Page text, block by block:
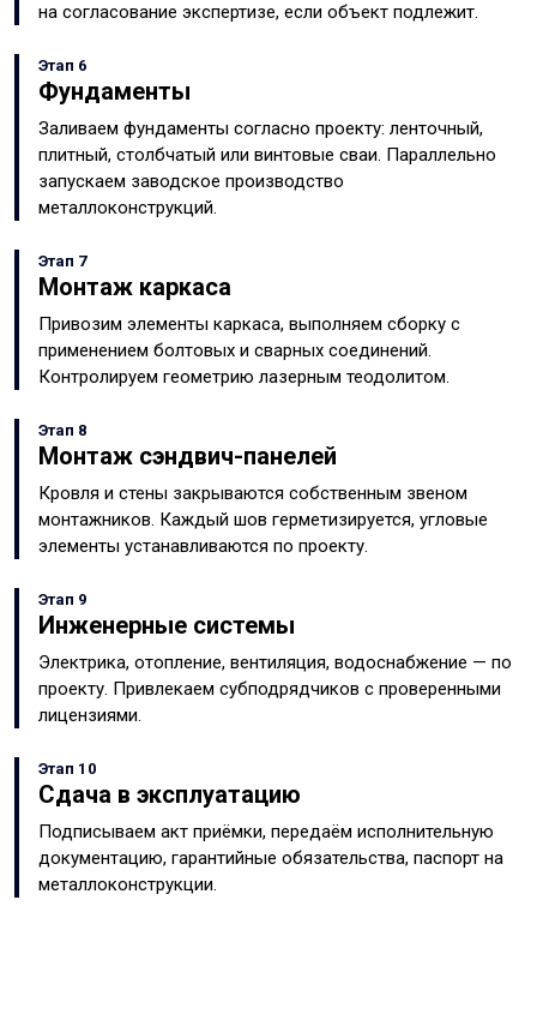
на согласование экспертизе, если объект подлежит.
Этап 6
Фундаменты
Заливаем фундаменты согласно проекту: ленточный,
плитный, столбчатый или винтовые сваи. Параллельно
запускаем заводское производство
металлоконструкций.
Этап 7
Монтаж каркаса
Привозим элементы каркаса, выполняем сборку с
применением болтовых и сварных соединений.
Контролируем геометрию лазерным теодолитом.
Этап 8
Монтаж сэндвич-панелей
Кровля и стены закрываются собственным звеном
монтажников. Каждый шов герметизируется, угловые
элементы устанавливаются по проекту.
Этап 9
Инженерные системы
Электрика, отопление, вентиляция, водоснабжение — по
проекту. Привлекаем субподрядчиков с проверенными
лицензиями.
Этап 10
Сдача в эксплуатацию
Подписываем акт приёмки, передаём исполнительную
документацию, гарантийные обязательства, паспорт на
металлоконструкции.